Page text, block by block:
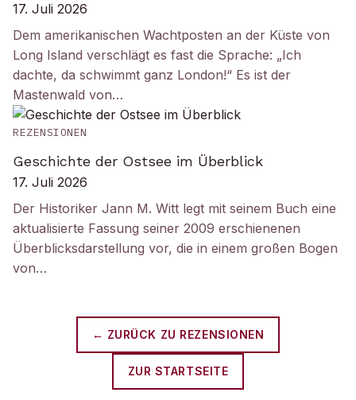
17. Juli 2026
Dem amerikanischen Wachtposten an der Küste von
Long Island verschlägt es fast die Sprache: „Ich
dachte, da schwimmt ganz London!“ Es ist der
Mastenwald von…
REZENSIONEN
Geschichte der Ostsee im Überblick
17. Juli 2026
Der Historiker Jann M. Witt legt mit seinem Buch eine
aktualisierte Fassung seiner 2009 erschienenen
Überblicksdarstellung vor, die in einem großen Bogen
von…
← ZURÜCK ZU REZENSIONEN
ZUR STARTSEITE